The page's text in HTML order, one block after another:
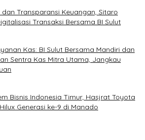
dan Transparansi Keuangan, Sitaro
Transaksi Bersama BI Sulut
Kas: BI Sulut Bersama Mandiri dan
Sentra Kas Mitra Utama, Jangkau
Bisnis Indonesia Timur, Hasjrat Toyota
Generasi ke-9 di Manado